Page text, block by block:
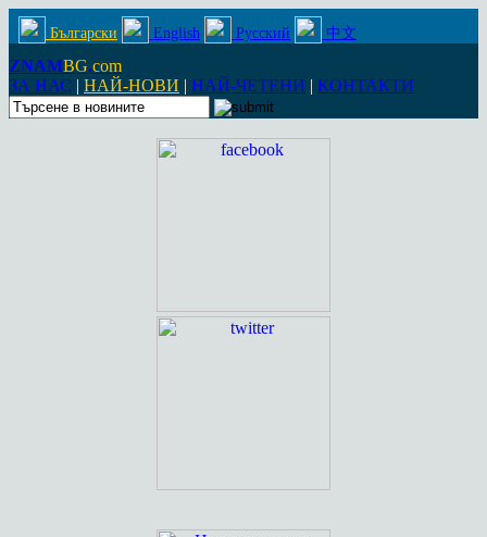
Български English Русский 中文
ZNAMBG.com
ЗА НАС | НАЙ-НОВИ | НАЙ-ЧЕТЕНИ | КОНТАКТИ